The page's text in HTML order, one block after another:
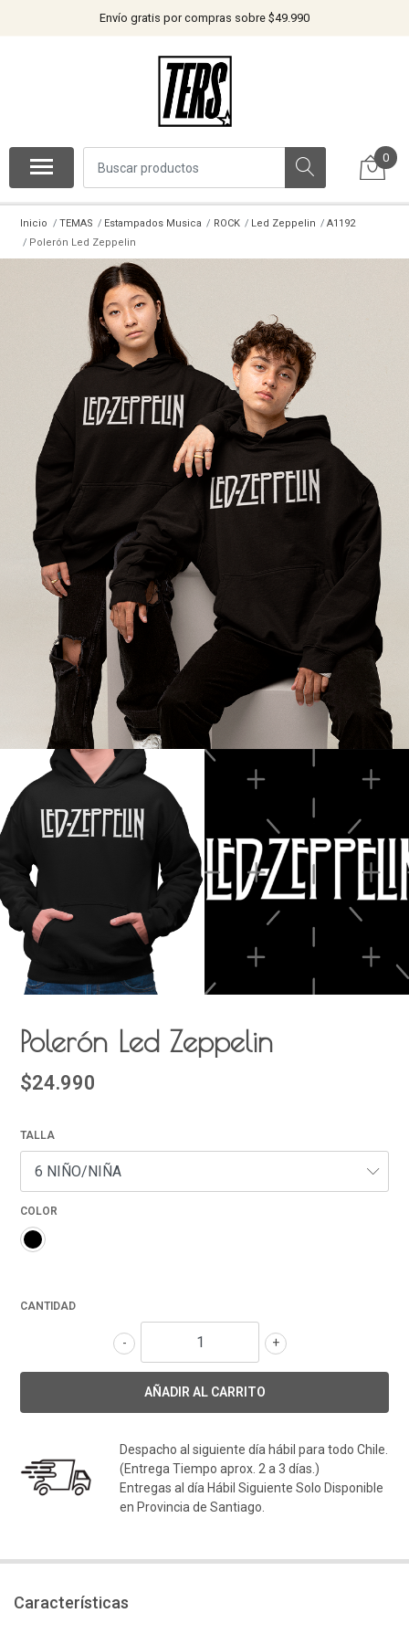
Envío gratis por compras sobre $49.990
0
Inicio TEMAS Estampados Musica ROCK Led Zeppelin
A1192
Polerón Led Zeppelin
Polerón Led Zeppelin
$24.990
TALLA
COLOR
CANTIDAD
+
-
Despacho al siguiente día hábil para todo Chile.
(Entrega Tiempo aprox. 2 a 3 días.)
Entregas al día Hábil Siguiente Solo Disponible
en Provincia de Santiago.
Características